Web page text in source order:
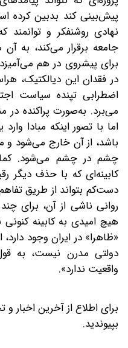
پیش‌بینی کند بدبین کرده
نهادی روشنفکر و توانمند
جامعه برقرار می‌کند، به
برای پیشروی در هم
در فقدان این دیالکتیک،
اضطرابی تپنده سیاست
می‌برد. به‌صورت پراکنده در
اما با تصور اینکه مبادا
باشد، از آن خارج می‌شود و
چشم در چشم می‌شود.
کابینه‌ای که با حذف دیگر
دست‌کم بتواند از طریق
روانی ناشی از آن، برای
هیچ امیدی به کابینه
«ظاهرا» در ایران وجود
دولتی مدرن نیست، به
واقعیت ندارد».
برای اطلاع از آخرین اخبار
بپیوندید.